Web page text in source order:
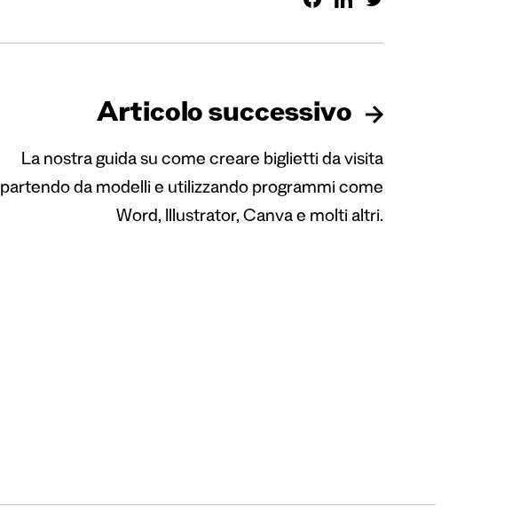
Articolo successivo
La nostra guida su come creare biglietti da visita
partendo da modelli e utilizzando programmi come
Word, Illustrator, Canva e molti altri.